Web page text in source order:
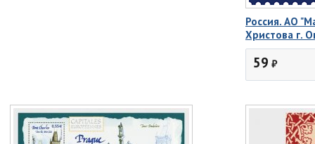
Россия. АО
Христова г.
59 ₽